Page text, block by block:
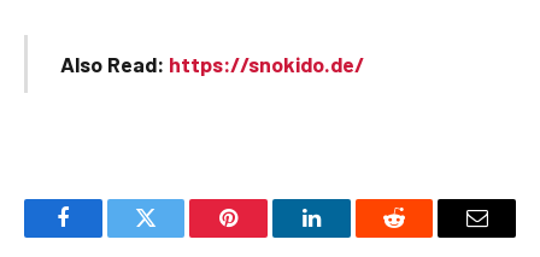
Also Read: https://snokido.de/
FacebookTwitter Pinterest LinkedInReddit Email